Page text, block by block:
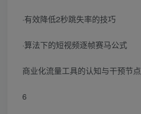
·有效降低2秒跳失率的技巧
·算法下的短视频逐帧赛马公式
商业化流量工具的认知与干预节点
6